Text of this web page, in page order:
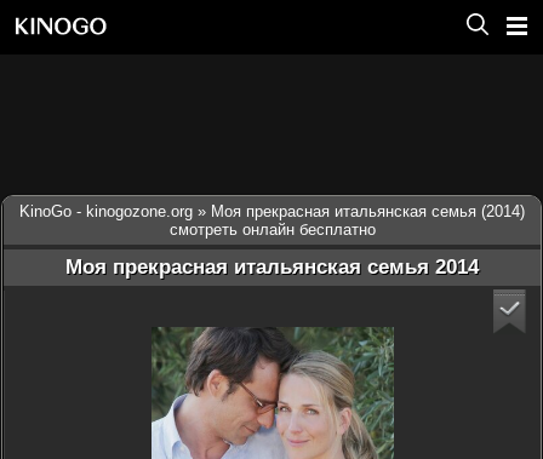
KinoGo - kinogozone.org » Моя прекрасная итальянская семья (2014)
смотреть онлайн бесплатно
Моя прекрасная итальянская семья 2014